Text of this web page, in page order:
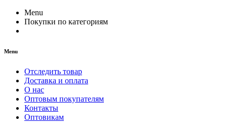
Menu
Покупки по категориям
Menu
Отследить товар
Доставка и оплата
О нас
Оптовым покупателям
Контакты
Оптовикам